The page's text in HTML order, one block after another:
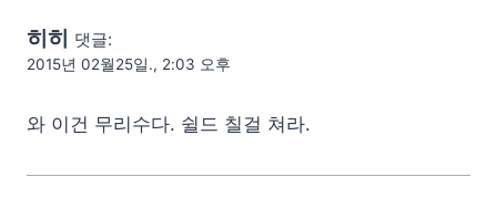
히히 댓글:
2015년 02월25일., 2:03 오후
와 이건 무리수다. 쉴드 칠걸 쳐라.